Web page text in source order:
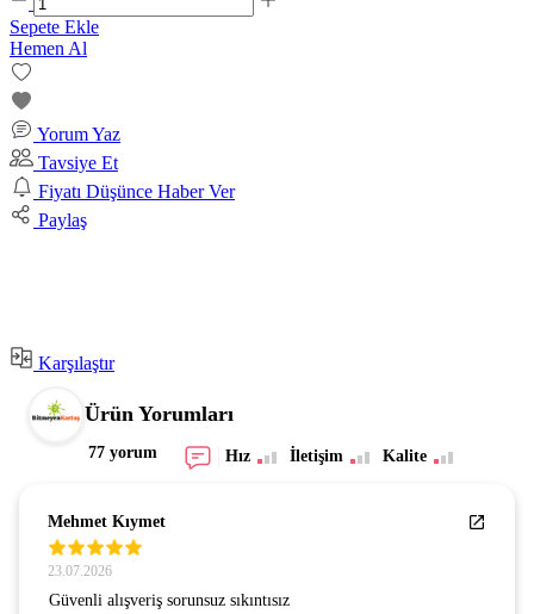
Sepete Ekle
Hemen Al
Yorum Yaz
Tavsiye Et
Fiyatı Düşünce Haber Ver
Paylaş
Karşılaştır
Ürün Yorumları
77 yorum Hız İletişim Kalite
Mehmet Kıymet
23.07.2026
Güvenli alışveriş sorunsuz sıkıntısız